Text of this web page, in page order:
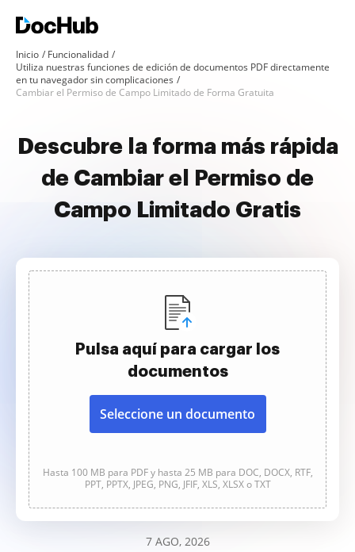
Inicio
Funcionalidad
Utiliza nuestras funciones de edición de documentos PDF directamente
en tu navegador sin complicaciones
Cambiar el Permiso de Campo Limitado de Forma Gratuita
Descubre la forma más rápida
de Cambiar el Permiso de
Campo Limitado Gratis
Pulsa aquí para cargar los
documentos
Seleccione un documento
Hasta 100 MB para PDF y hasta 25 MB para DOC, DOCX, RTF,
PPT, PPTX, JPEG, PNG, JFIF, XLS, XLSX o TXT
7 AGO, 2026